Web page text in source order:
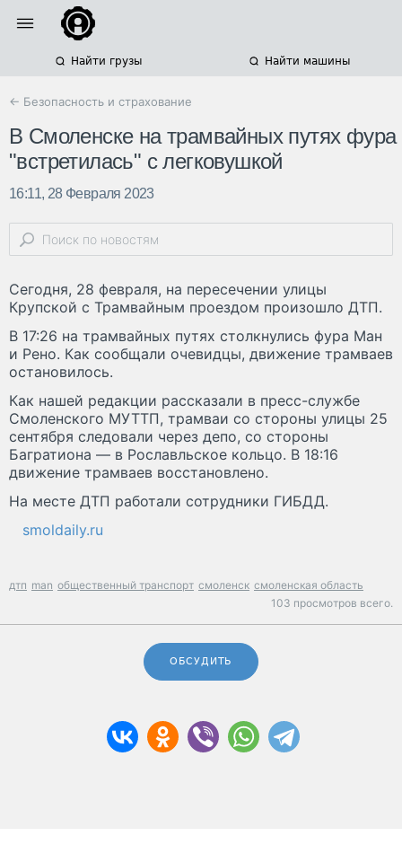
Найти грузы Найти машины
← Безопасность и страхование
В Смоленске на трамвайных путях фура
"встретилась" с легковушкой
16:11, 28 Февраля 2023
Сегодня, 28 февраля, на пересечении улицы
Крупской с Трамвайным проездом произошло ДТП.
В 17:26 на трамвайных путях столкнулись фура Ман
и Рено. Как сообщали очевидцы, движение трамваев
остановилось.
Как нашей редакции рассказали в пресс-службе
Смоленского МУТТП, трамваи со стороны улицы 25
сентября следовали через депо, со стороны
Багратиона — в Рославльское кольцо. В 18:16
движение трамваев восстановлено.
На месте ДТП работали сотрудники ГИБДД.
smoldaily.ru
дтп man общественный транспорт смоленск смоленская область
103 просмотров всего.
ОБСУДИТЬ